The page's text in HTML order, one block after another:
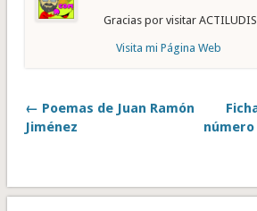
Gracias por visitar ACTILUDIS
Visita mi Página Web
← Poemas de Juan Ramón
Jiménez
número